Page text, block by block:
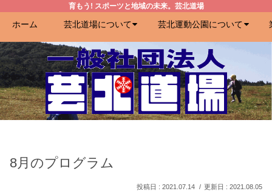
育もう! スポーツと地域の未来。芸北道場
ホーム 芸北道場について 芸北運動公園について
8月のプログラム
2021.07.14 2021.08.05